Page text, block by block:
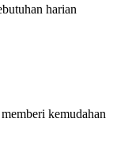
harian
kemudahan